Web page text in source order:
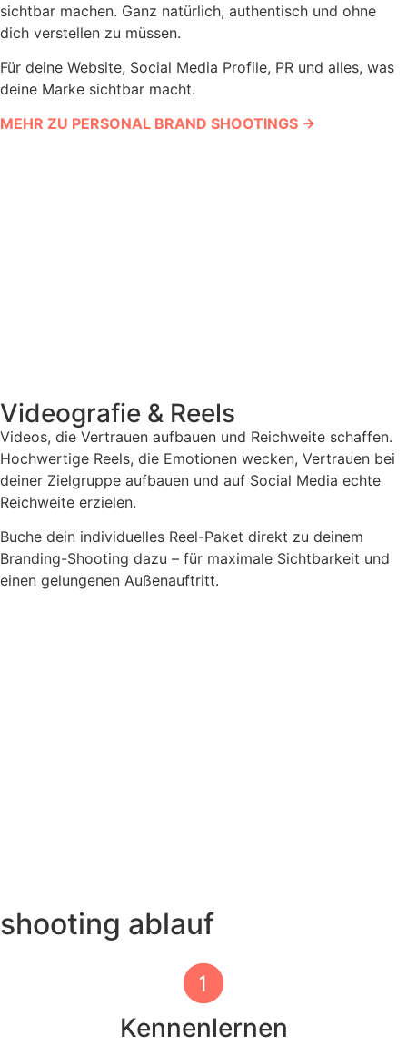
sichtbar machen. Ganz natürlich, authentisch und ohne
dich verstellen zu müssen.
Für deine Website, Social Media Profile, PR und alles, was
deine Marke sichtbar macht.
MEHR ZU PERSONAL BRAND SHOOTINGS →
Videografie & Reels
Videos, die Vertrauen aufbauen und Reichweite schaffen.
Hochwertige Reels, die Emotionen wecken, Vertrauen bei
deiner Zielgruppe aufbauen und auf Social Media echte
Reichweite erzielen.
Buche dein individuelles Reel-Paket direkt zu deinem
Branding-Shooting dazu – für maximale Sichtbarkeit und
einen gelungenen Außenauftritt.
shooting ablauf
Kennenlernen